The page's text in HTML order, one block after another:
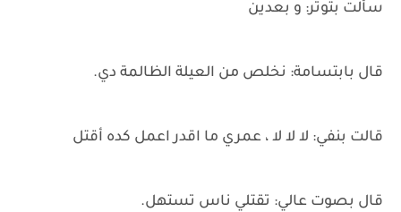
سألت بتوتر: و بعدين
قال بابتسامة: نخلص من العيلة الظالمة دي.
قالت بنفي: لا لا لا ، عمري ما اقدر اعمل كده أقتل
قال بصوت عالي: تقتلي ناس تستهل.